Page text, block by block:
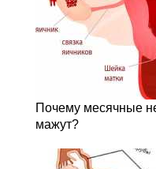
Почему месячные
мажут?